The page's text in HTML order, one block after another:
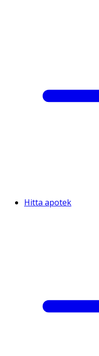
Hitta apotek